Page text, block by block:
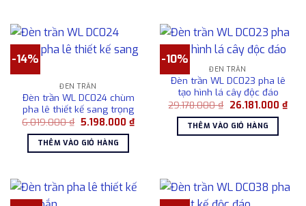
-14%
ĐÈN TRẦN
Đèn trần WL DC024 chùm
pha lê thiết kế sang trọng
6.019.000₫ Giá
là:
6.019.000 ₫.
5.198.000 ₫Giá
hiện
THÊM VÀO GIỎ HÀNG
-10%
ĐÈN TRẦN
Đèn trần WL DC023 pha lê
tạo hình lá cây độc đáo
29.178.000₫ Giá
là:
29.178.000 ₫.
26.181.000 ₫Giá
hiện
THÊM VÀO GIỎ HÀNG